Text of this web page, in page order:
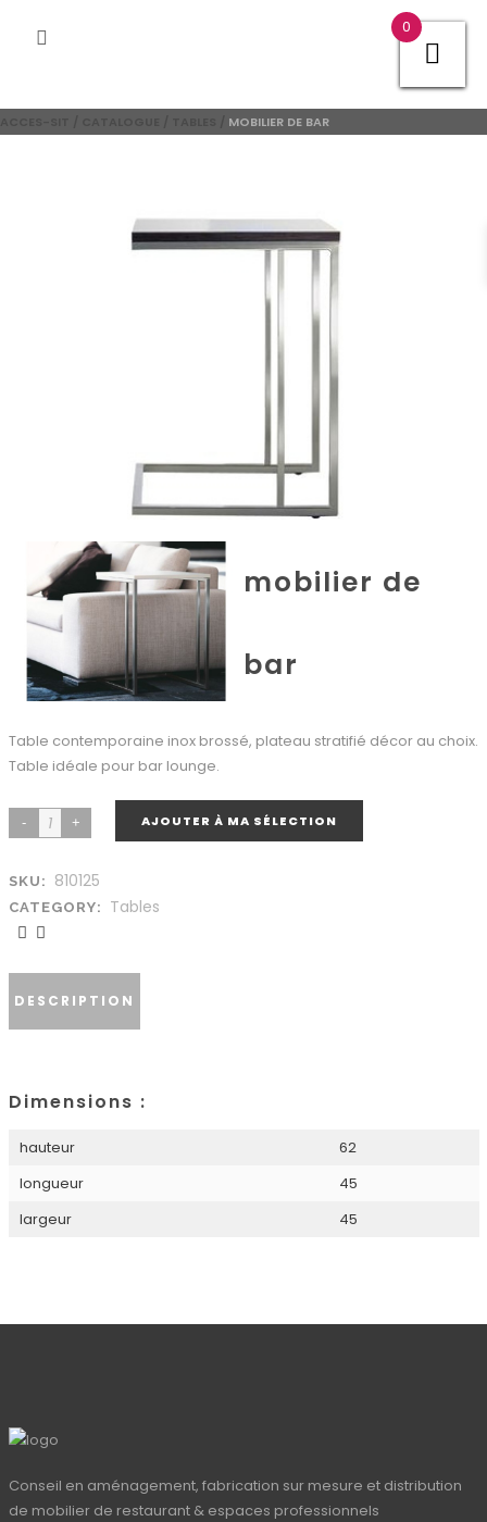
MOBILIER DE BAR
mobilier de
bar
Table contemporaine inox brossé, plateau stratifié décor au choix.
Table idéale pour bar lounge.
AJOUTER À MA SÉLECTION
SKU: 810125
CATEGORY: Tables
DESCRIPTION
Dimensions :
hauteur
62
longueur
45
largeur
45
Conseil en aménagement, fabrication sur mesure et distribution
de mobilier de restaurant & espaces professionnels
0